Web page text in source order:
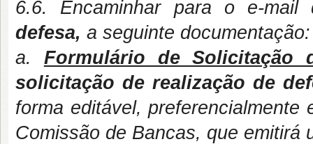
6.6. Encaminhar para o e-
defesa, a seguinte documentação:
a. Formulário de Solicitação
solicitação de realização de
forma editável, preferencialmente
Comissão de Bancas, que emitirá